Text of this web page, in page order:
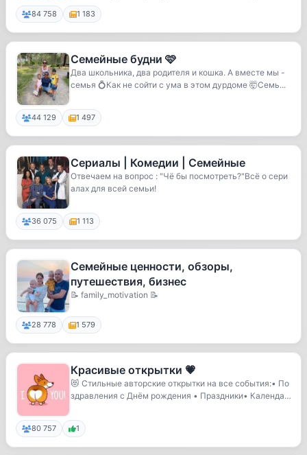
е...
84 758 1 183
Семейные будни 🩷
Два школьника, два родителя и кошка. А вместе мы -
семья 💍Как не сойти с ума в этом дурдоме 🤯Семь...
44 129 1 497
Сериалы | Комедии | Семейные
Отвечаем на вопрос : "Чё бы посмотреть?"Всё о сери
алах для всей семьи!
36 075 1 113
Семейные ценности, обзоры,
путешествия, бизнес
📝 family_motivation 📝
28 778 1 579
Красивые открытки 💗
😻 Стильные авторские открытки на все события:• По
здравления с Днём рождения • Праздники• Календа
80 757 1